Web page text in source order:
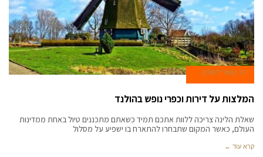
15 באפריל 2018
המלצות על דירות וכפרי נופש בהולנד
שאלת הלינה צריכה ללוות אתכם תמיד כשאתם מתכננים טיול באחת ממדינות
העולם, כאשר המקום שתבחרו להתארח בו ישפיע על מסלול
קרא עוד ←